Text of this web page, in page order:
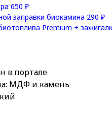
650 ₽
заправки биокамина 290 ₽
Premium +
в портале
МДФ и камень